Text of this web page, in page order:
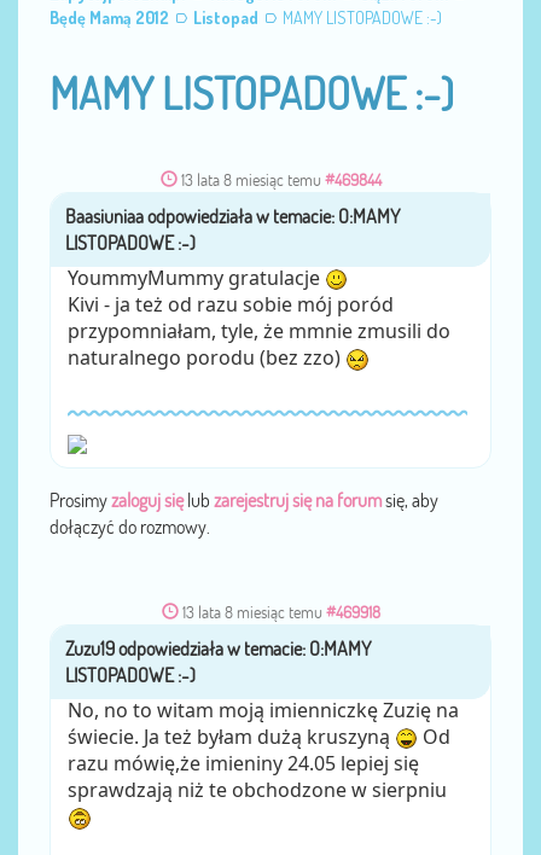
Będę Mamą 2012
Listopad MAMY LISTOPADOWE :-)
MAMY LISTOPADOWE :-)
13 lata 8 miesiąc temu #469844
przezBaasiuniaa
YoummyMummy gratulacje
Kivi - ja też od razu sobie mój poród
przypomniałam, tyle, że mmnie zmusili do
naturalnego porodu (bez zzo)
Prosimyzaloguj sięlub zarejestruj się na forumsię, aby
dołączyć do rozmowy.
13 lata 8 miesiąc temu #469918
przezZuzu19
No, no to witam moją imienniczkę Zuzię na
świecie. Ja też byłam dużą kruszyną
Od
razu mówię,że imieniny 24.05 lepiej się
sprawdzają niż te obchodzone w sierpniu